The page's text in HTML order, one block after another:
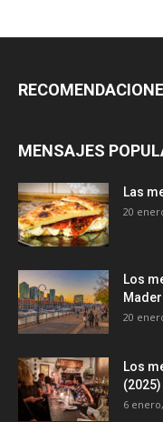
MENSAJES
Las
20
Los
20
Los
(2025)
6